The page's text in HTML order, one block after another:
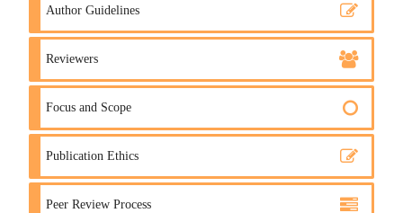
Author Guidelines
Reviewers
Focus and Scope
Publication Ethics
Peer Review Process